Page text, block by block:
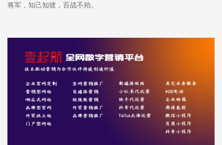
将军，知己知彼，百战不殆。